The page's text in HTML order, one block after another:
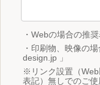
・Webの場合の推
・印刷物、映像の
design.jp 」
※リンク設置（Web
表記）無しでのご使